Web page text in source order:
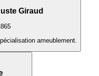
Giraud
ameublement.